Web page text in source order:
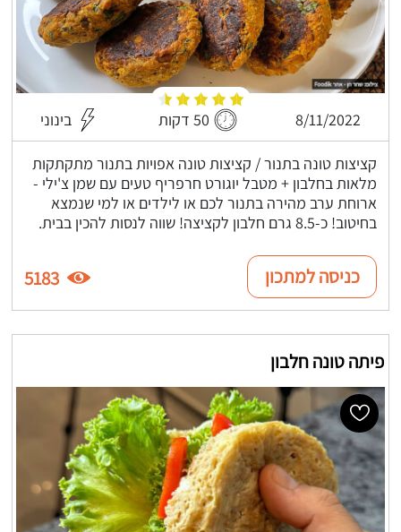
8/11/2022 50 דקות בינוני
קציצות טונה בתנור / קציצות טונה אפויות בתנור מתקתקות
מלאות בחלבון + מטבל יוגורט חרפריף טעים עם שמן צ'ילי -
ארוחת ערב מהירה בתנור לכם או לילדים או למי שנמצא
בחיטוב! כ-8.5 גרם חלבון לקציצה! שווה לנסות להכין בבית.
כניסה למתכון 5183
פיתה טונה חלבון